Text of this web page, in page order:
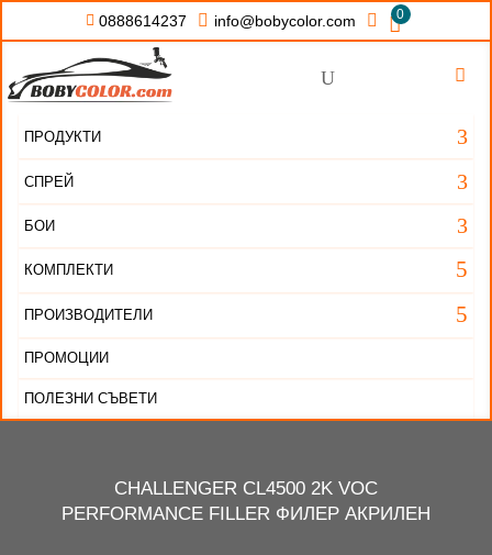
 0888614237  info@bobycolor.com  0

3
ПРОДУКТИ
3
СПРЕЙ
3
БОИ
5
КОМПЛЕКТИ
5
ПРОИЗВОДИТЕЛИ
ПРОМОЦИИ
ПОЛЕЗНИ СЪВЕТИ
U
CHALLENGER CL4500 2K VOC
PERFORMANCE FILLER ФИЛЕР АКРИЛЕН